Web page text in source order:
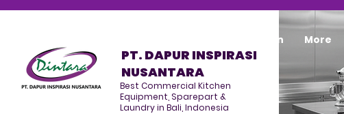
PT. DAPUR INSPIRASI
NUSANTARA
Best Commercial Kitchen
Equipment, Sparepart &
Laundry in Bali, Indonesia
Program/Kegiatan More